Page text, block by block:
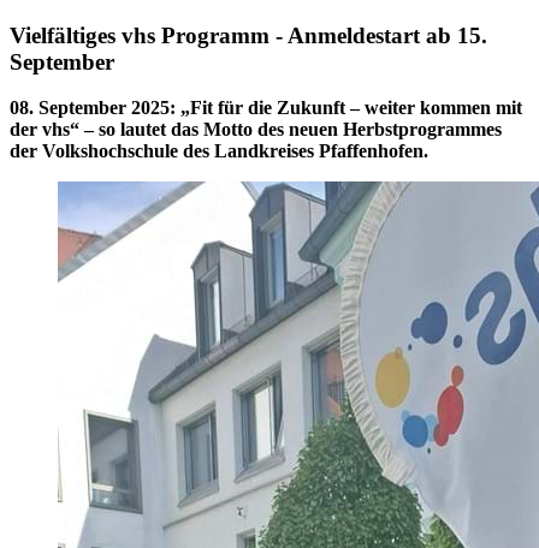
Vielfältiges vhs Programm - Anmeldestart ab 15.
September
08. September 2025: „Fit für die Zukunft – weiter kommen mit
der vhs“ – so lautet das Motto des neuen Herbstprogrammes
der Volkshochschule des Landkreises Pfaffenhofen.